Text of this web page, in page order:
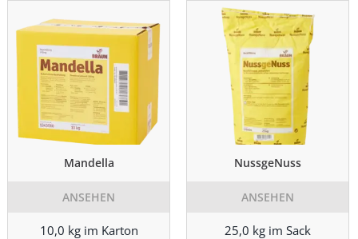
Mandella
ANSEHEN
10,0 kg im Karton
NussgeNuss
ANSEHEN
25,0 kg im Sack